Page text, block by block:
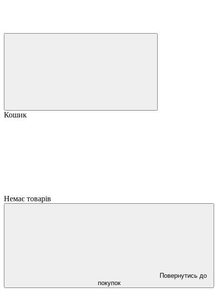
Кошик
Немає товарів
Повернутись до
покупок